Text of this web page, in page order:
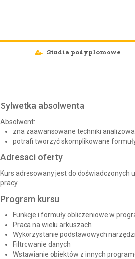
Studia podyplomowe
Sylwetka absolwenta
Absolwent:
zna zaawansowane techniki
potrafi tworzyć skomplikowane
Adresaci oferty
Kurs adresowany jest do doświadczonych
pracy.
Program kursu
Funkcje i formuły obliczeniowe w
Praca na wielu arkuszach
Wykorzystanie podstawowych
Filtrowanie danych
Wstawianie obiektów z innych